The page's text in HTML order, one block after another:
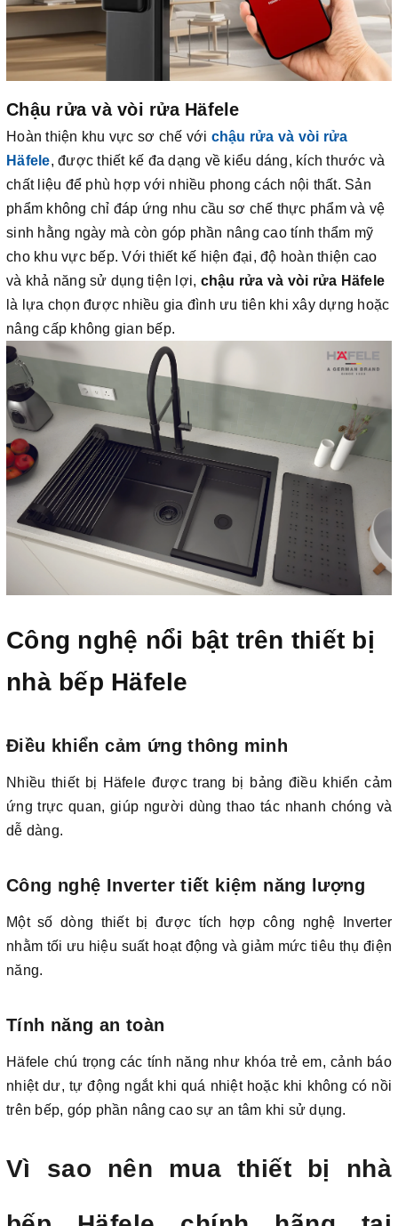
Chậu rửa và vòi rửa Häfele
Hoàn thiện khu vực sơ chế với chậu rửa và vòi rửa
Häfele, được thiết kế đa dạng về kiểu dáng, kích thước và
chất liệu để phù hợp với nhiều phong cách nội thất. Sản
phẩm không chỉ đáp ứng nhu cầu sơ chế thực phẩm và vệ
sinh hằng ngày mà còn góp phần nâng cao tính thẩm mỹ
cho khu vực bếp. Với thiết kế hiện đại, độ hoàn thiện cao
và khả năng sử dụng tiện lợi, chậu rửa và vòi rửa Häfele
là lựa chọn được nhiều gia đình ưu tiên khi xây dựng hoặc
nâng cấp không gian bếp.
Công nghệ nổi bật trên thiết bị
nhà bếp Häfele
Điều khiển cảm ứng thông minh
Nhiều thiết bị Häfele được trang bị bảng điều khiển cảm
ứng trực quan, giúp người dùng thao tác nhanh chóng và
dễ dàng.
Công nghệ Inverter tiết kiệm năng lượng
Một số dòng thiết bị được tích hợp công nghệ Inverter
nhằm tối ưu hiệu suất hoạt động và giảm mức tiêu thụ điện
năng.
Tính năng an toàn
Häfele chú trọng các tính năng như khóa trẻ em, cảnh báo
nhiệt dư, tự động ngắt khi quá nhiệt hoặc khi không có nồi
trên bếp, góp phần nâng cao sự an tâm khi sử dụng.
Vì sao nên mua thiết bị nhà